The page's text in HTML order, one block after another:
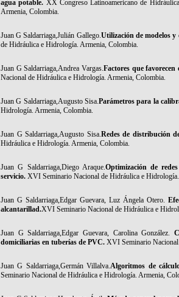
agua potable. XX Congreso Latinoamericano de
Armenia, Colombia.
Juan G Saldarriaga,Julián Gallego.Utilización de modelos y
de Hidráulica e Hidrología. Armenia, Colombia.
Juan G Saldarriaga,Andrea Vargas.Factores que
Nacional de Hidráulica e Hidrología. Armenia, Colombia.
Juan G Saldarriaga,Augusto Sisa.Parámetros para la
Hidrología. Armenia, Colombia.
Juan G Saldarriaga,Augusto Sisa.Redes de distribución
Hidráulica e Hidrología. Armenia, Colombia.
Juan G Saldarriaga,Diego Araque.Optimización de
servicio. XVI Seminario Nacional de Hidráulica e
Juan G Saldarriaga,Edgar Guevara, Luz Ángela Otero.
alcantarillad.XVI Seminario Nacional de Hidráulica e
Juan G Saldarriaga,Edgar Guevara, Carolina González.
domiciliarias en tuberías de PVC. XVI Seminario
Juan G Saldarriaga,Germán Villalva.Algoritmos de
Seminario Nacional de Hidráulica e Hidrología. Armenia,